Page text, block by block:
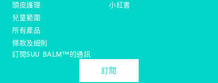
頭皮護理
兒童範圍
所有產品
條款及細則
小紅書
訂閱SUU BALM™️的通訊
訂閱